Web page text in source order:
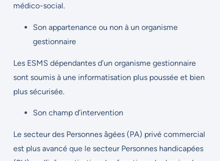
médico-social.
Son appartenance ou non à un organisme
gestionnaire
Les ESMS dépendantes d’un organisme gestionnaire
sont soumis à une informatisation plus poussée et bien
plus sécurisée.
Son champ d’intervention
Le secteur des Personnes âgées (PA) privé commercial
est plus avancé que le secteur Personnes handicapées